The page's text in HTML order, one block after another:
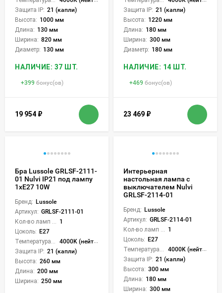
Защита IP: 21 (капли)
Высота: 1000 мм
Длина: 130 мм
Ширина: 820 мм
Диаметр: 130 мм
НАЛИЧИЕ: 37 ШТ.
+399 бонус(ов)
19 954 ₽
Защита IP: 21 (капли)
Высота: 1220 мм
Длина: 180 мм
Ширина: 300 мм
Диаметр: 180 мм
НАЛИЧИЕ: 14 ШТ.
+469 бонус(ов)
23 469 ₽
Бра Lussole GRLSF-2111-
01 Nulvi IP21 под лампу
1xE27 10W
Бренд: Lussole
Артикул: GRLSF-2111-01
1
Цоколь: E27
4000K (нейтральный)
Защита IP: 21 (капли)
Высота: 260 мм
Длина: 200 мм
Ширина: 250 мм
Интерьерная
настольная лампа с
выключателем Nulvi
GRLSF-2114-01
Бренд: Lussole
Артикул: GRLSF-2114-01
1
Цоколь: E27
4000K (нейтральный)
Защита IP: 21 (капли)
Высота: 300 мм
Длина: 180 мм
Ширина: 300 мм